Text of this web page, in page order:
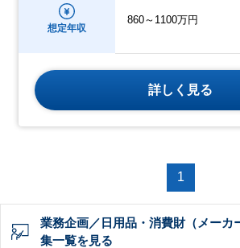
想定年収
860～1100万円
詳しく見る
1
業務企画／日用品・消費財（メーカ
集一覧を見る